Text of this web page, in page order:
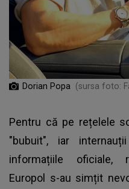
Dorian Popa (sursa foto:
Pentru că pe rețelele
"bubuit", iar
informațiile oficiale,
Europol s-au simțit